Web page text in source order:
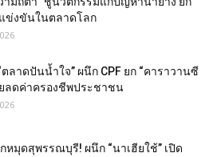
ข่งขันในตลาดโลก
ลาดปันน้ำใจ” ผนึก CPF ยก “คาราวานซี
ลดค่าครองชีพประชาชน
กหมุดสุพรรณบุรี! ผนึก “นาเฮียใช้” เปิด